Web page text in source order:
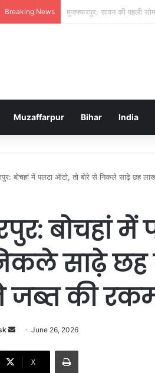
Breaking News मुजफ्फरपुर: तिरहुत नहर का
Muzaffarpur Bihar India
बोचहां में पलटा ऑटो, तो बोरे से निकले साढ़े छह
बोचहां में
साढ़े
जब्त की
June 26, 2026
X